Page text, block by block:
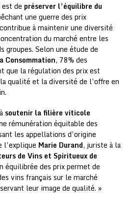
de préserver l’équilibre du
une guerre des prix
à maintenir une diversité
du marché entre les
groupes. Selon une étude de
, 78% des
que la régulation des prix est
qualité et la diversité de l’offre en
soutenir la filière viticole
rémunération équitable des
les appellations d’origine
l’explique Marie Durand, juriste à la
de Vins et Spiritueux de
équilibrée des prix permet de
vins français sur le marché
leur image de qualité. »